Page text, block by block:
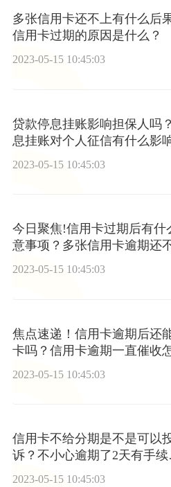
多张信用卡还不上有什么后
信用卡过期的原因是什么？
2023-05-15 10:45:03
贷款停息挂账影响担保人吗
息挂账对个人征信有什么影
2023-05-15 10:45:03
今日聚焦!信用卡过期后有什
意事项？多张信用卡逾期还
怎么办？
2023-05-15 10:45:03
焦点速递！信用卡逾期后还
卡吗？信用卡逾期一直催收
2023-05-15 10:45:03
信用卡不给分期是不是可以
诉？不小心逾期了2天有手续
2023-05-15 10:45:03